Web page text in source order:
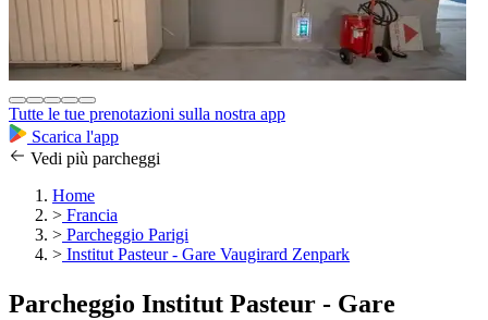
Tutte le tue prenotazioni sulla nostra app
Scarica l'app
Vedi più parcheggi
Home
> Francia
> Parcheggio Parigi
> Institut Pasteur - Gare Vaugirard Zenpark
Parcheggio Institut Pasteur - Gare